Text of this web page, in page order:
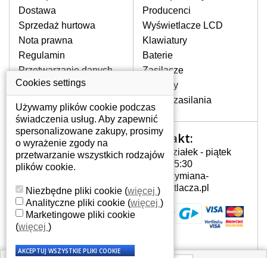
model laptopa. Przy każdej klawiaturze
nie może brakować szczególowe zdjęcie
do aktualnego stanu naszego magazynu.
W JAKI SPOSÓB MOŻE SIĘ
PRZEJAWIAĆ USTERKA
Częstymi objawami są pomijanie liter
czy wyświetlanie innych liter oraz
dublowanie tych samych znaków. W
przypadku podlicia klawisze nie
powrócą do pierwotnej pozycji. Albo
też uszkodzenie mechaniczne, np.
JAK TO DZIAŁA?
Klawiatura składa się z kilku
warstw folii, z których przewodzą
przewodzące warstwy.
Dostawa
Sprzedaż hurtowa
Nota prawna
Regulamin
Przetwarzanie danych
osobowych
Gdzie nas znajdziesz
Producenci
Wyświetlacze LCD
Klawiatury
Baterie
Zasilacze
Zawiasy
Złącza zasilania
Twoje konto
Twoje konto
Dane osobowe
Adresy
Historia zamówień
Kontakt:
Poniedziałek - piątek
7:00 - 15:30
info@wymiana-
wyswietlacza.pl
Cookies settings
Używamy plików cookie podczas
świadczenia usług. Aby zapewnić
spersonalizowane zakupy, prosimy
o wyrażenie zgody na
przetwarzanie wszystkich rodzajów
plików cookie.
Niezbędne pliki cookie (więcej )
Analityczne pliki cookie (więcej )
Marketingowe pliki cookie
(więcej )